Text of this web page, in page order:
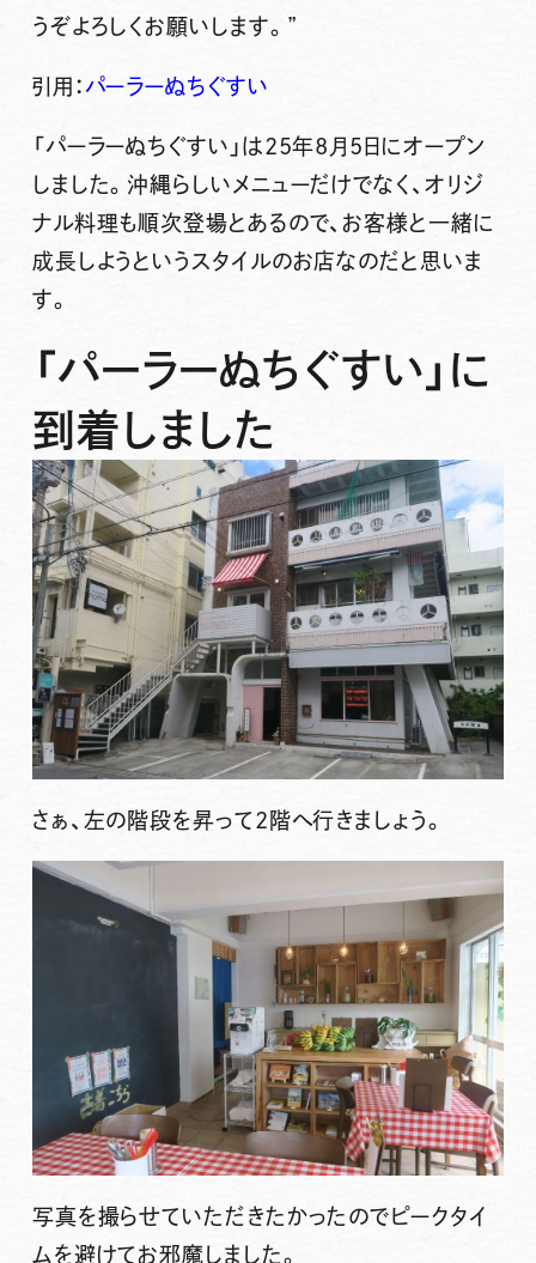
うぞよろしくお願いします。”
引用：パーラーぬちぐすい
「パーラーぬちぐすい」は25年8月5日にオープン
しました。沖縄らしいメニューだけでなく、オリジ
ナル料理も順次登場とあるので、お客様と一緒に
成長しようというスタイルのお店なのだと思いま
す。
「パーラーぬちぐすい」に
到着しました
さぁ、左の階段を昇って2階へ行きましょう。
写真を撮らせていただきたかったのでピークタイ
ムを避けてお邪魔しました。